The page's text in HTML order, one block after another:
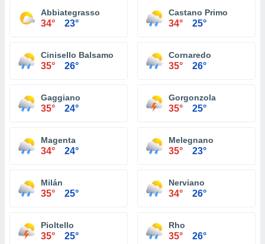
Abbiategrasso
34° 23°
Castano Primo
34° 25°
Cinisello Balsamo
35° 26°
Cornaredo
35° 26°
Gaggiano
35° 24°
Gorgonzola
35° 25°
Magenta
34° 24°
Melegnano
35° 23°
Milán
35° 25°
Nerviano
34° 26°
Pioltello
35° 25°
Rho
35° 26°